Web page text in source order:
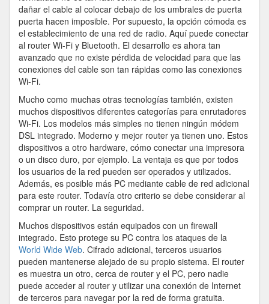
dañar el cable al colocar debajo de los umbrales de puerta
puerta hacen imposible. Por supuesto, la opción cómoda es
el establecimiento de una red de radio. Aquí puede conectar
al router Wi-Fi y Bluetooth. El desarrollo es ahora tan
avanzado que no existe pérdida de velocidad para que las
conexiones del cable son tan rápidas como las conexiones
Wi-Fi.
Mucho como muchas otras tecnologías también, existen
muchos dispositivos diferentes categorías para enrutadores
Wi-Fi. Los modelos más simples no tienen ningún módem
DSL integrado. Moderno y mejor router ya tienen uno. Estos
dispositivos a otro hardware, cómo conectar una impresora
o un disco duro, por ejemplo. La ventaja es que por todos
los usuarios de la red pueden ser operados y utilizados.
Además, es posible más PC mediante cable de red adicional
para este router. Todavía otro criterio se debe considerar al
comprar un router. La seguridad.
Muchos dispositivos están equipados con un firewall
integrado. Esto protege su PC contra los ataques de la
World Wide Web. Cifrado adicional, terceros usuarios
pueden mantenerse alejado de su propio sistema. El router
es muestra un otro, cerca de router y el PC, pero nadie
puede acceder al router y utilizar una conexión de Internet
de terceros para navegar por la red de forma gratuita.